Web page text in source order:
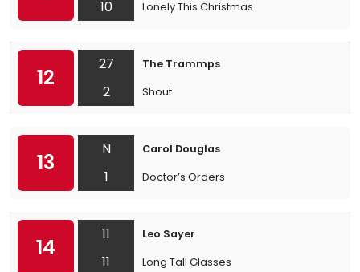
10
Lonely This Christmas
12
27
2
The Trammps
Shout
13
N
1
Carol Douglas
Doctor’s Orders
14
11
11
Leo Sayer
Long Tall Glasses